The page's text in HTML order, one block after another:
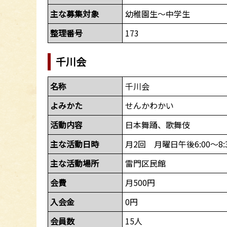
主な募集対象
幼稚園生～中学生
整理番号
173
千川会
名称
千川会
よみかた
せんかわかい
活動内容
日本舞踊、歌舞伎
主な活動日時
月2回 月曜日午後6:00～
主な活動場所
雷門区民館
会費
月500円
入会金
0円
会員数
15人